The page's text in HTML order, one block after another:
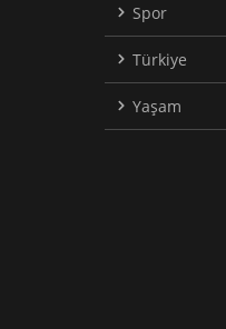
Spor
Türkiye
Yaşam